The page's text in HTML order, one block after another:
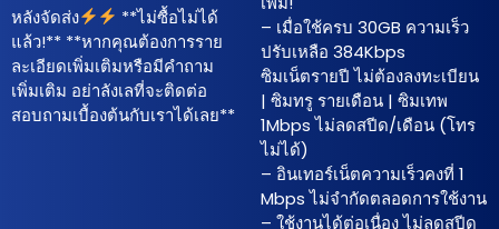
หลังจัดส่ง
**ไม่ซื้อไม่ได้
แล้ว!** **หากคุณต้องการราย
ละเอียดเพิ่มเติมหรือมีคำถาม
เพิ่มเติม อย่าลังเลที่จะติดต่อ
สอบถามเบื้องต้นกับเราได้เลย**
– เมื่อใช้ครบ 30GB ความเร็ว
ปรับเหลือ 384Kbps
ซิมเน็ตรายปี ไม่ต้องลงทะเบียน
| ซิมทรู รายเดือน | ซิมเทพ
1Mbps ไม่ลดสปีด/เดือน (โทร
ไม่ได้)
– อินเทอร์เน็ตความเร็วคงที่ 1
Mbps ไม่จำกัดตลอดการใช้งาน
– ใช้งานได้ต่อเนื่อง ไม่ลดสปีด